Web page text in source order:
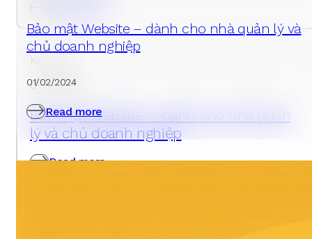
Kiến thức
01/02/2024
Bảo mật Website – dành cho nhà quản
lý và chủ doanh nghiệp
Read more
Bảo mật Website – dành cho nhà quản lý và
chủ doanh nghiệp
01/02/2024
Read more